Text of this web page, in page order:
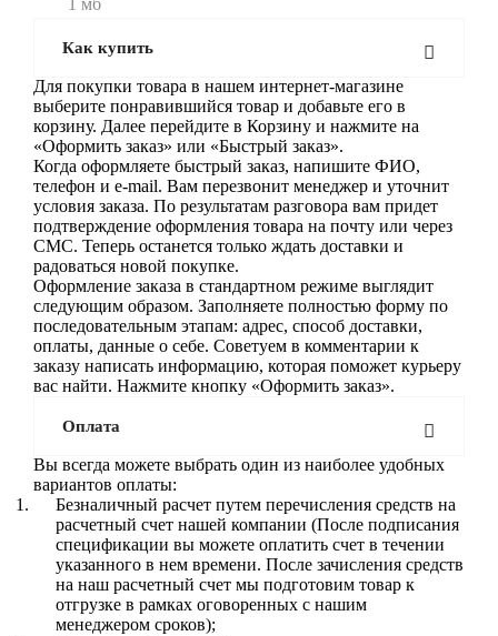
1 мб
Как купить
Для покупки товара в нашем интернет-магазине
выберите понравившийся товар и добавьте его в
корзину. Далее перейдите в Корзину и нажмите на
«Оформить заказ» или «Быстрый заказ».
Когда оформляете быстрый заказ, напишите ФИО,
телефон и e-mail. Вам перезвонит менеджер и уточнит
условия заказа. По результатам разговора вам придет
подтверждение оформления товара на почту или через
СМС. Теперь останется только ждать доставки и
радоваться новой покупке.
Оформление заказа в стандартном режиме выглядит
следующим образом. Заполняете полностью форму по
последовательным этапам: адрес, способ доставки,
оплаты, данные о себе. Советуем в комментарии к
заказу написать информацию, которая поможет курьеру
вас найти. Нажмите кнопку «Оформить заказ».
Оплата
Вы всегда можете выбрать один из наиболее удобных
вариантов оплаты:
Безналичный расчет путем перечисления средств на
расчетный счет нашей компании (После подписания
спецификации вы можете оплатить счет в течении
указанного в нем времени. После зачисления средств
на наш расчетный счет мы подготовим товар к
отгрузке в рамках оговоренных с нашим
менеджером сроков);